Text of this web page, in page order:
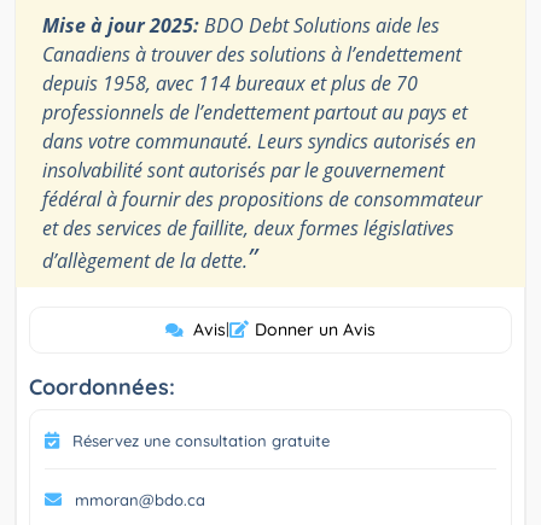
Mise à jour 2025:BDO Debt Solutions aide les
Canadiens à trouver des solutions à l’endettement
depuis 1958, avec 114 bureaux et plus de 70
professionnels de l’endettement partout au pays et
dans votre communauté. Leurs syndics autorisés en
insolvabilité sont autorisés par le gouvernement
fédéral à fournir des propositions de consommateur
et des services de faillite, deux formes législatives
d’allègement de la dette.”
Avis| Donner un Avis
Coordonnées:
Réservez une consultation gratuite
mmoran@bdo.ca